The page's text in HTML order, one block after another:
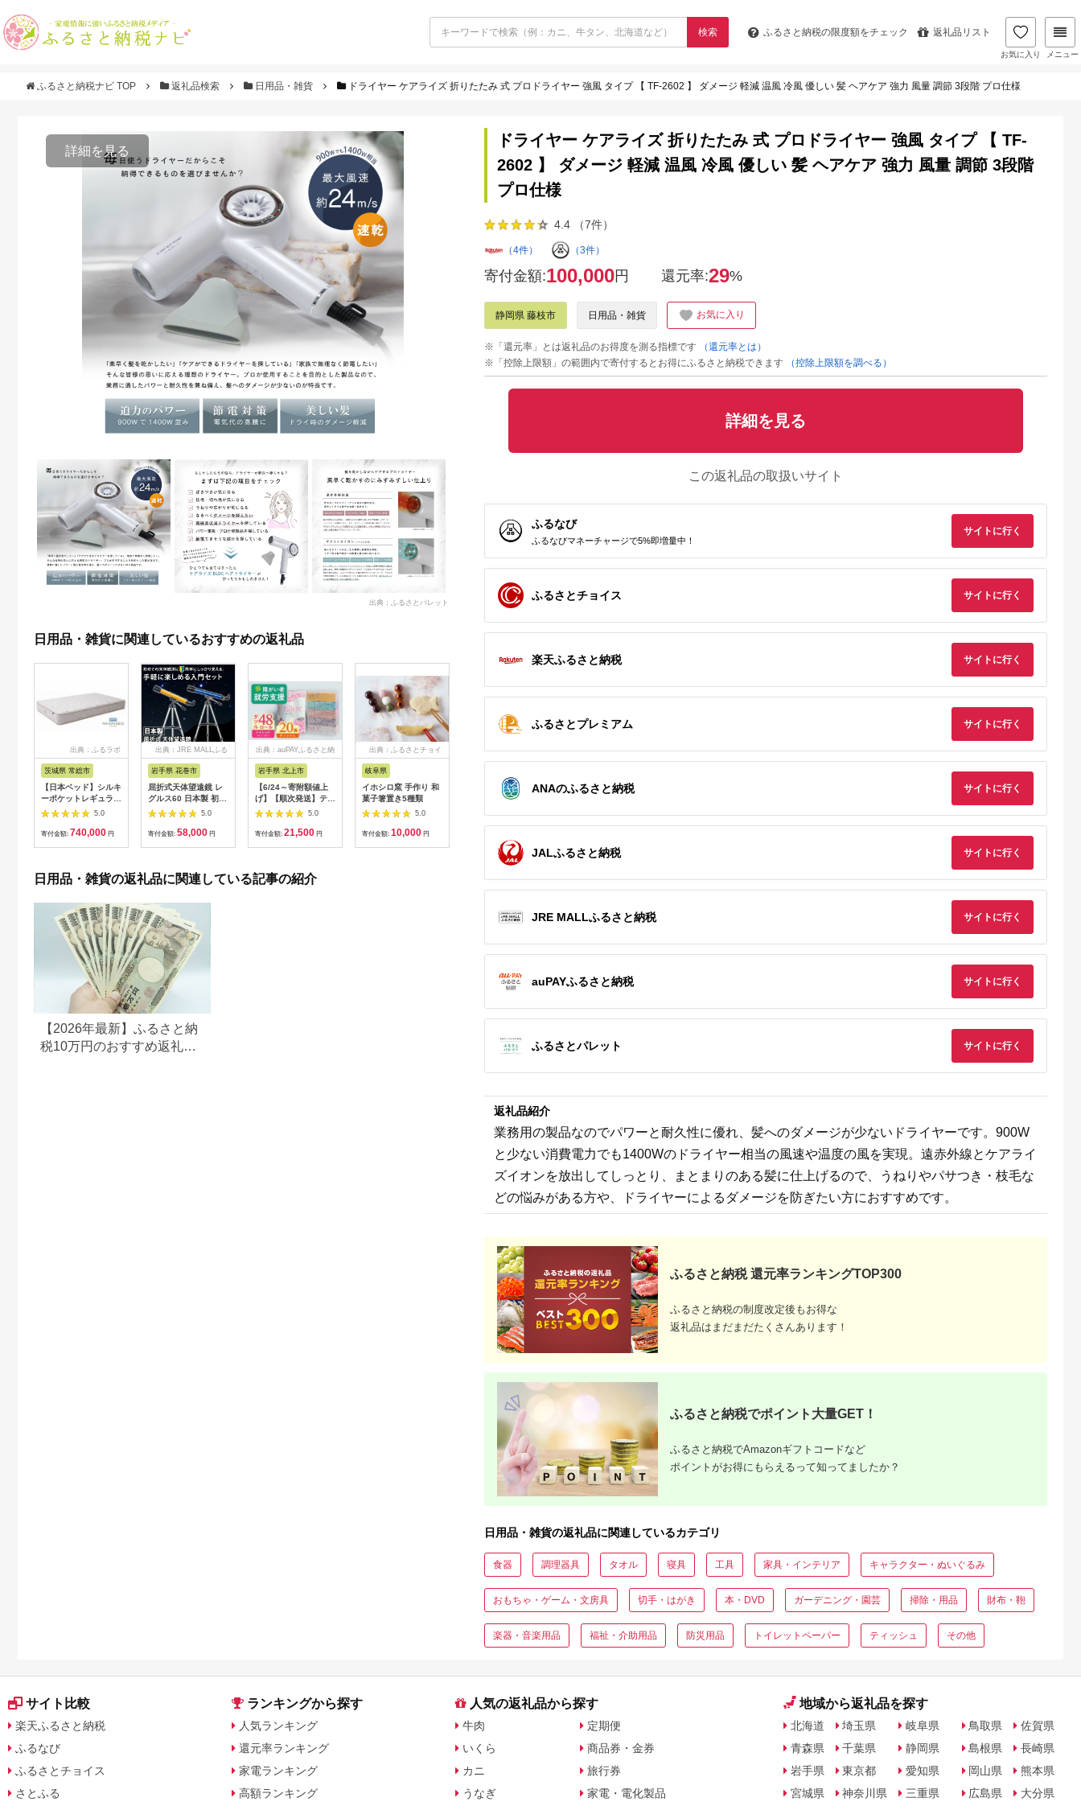
検索 ふるさと納税の限度額をチェック 返礼品リスト
お気に入り メニュー
ふるさと納税ナビ TOP 返礼品検索 日用品・雑貨 ドライヤー ケアライズ 折りたたみ 式 プロドライヤー 強風 タイプ 【 TF-2602 】 ダメージ 軽減 温風 冷風 優しい 髪 ヘアケア 強力 風量 調節 3段階 プロ仕様
詳細を見る
出典：ふるさとパレット
日用品・雑貨に関連しているおすすめの返礼品
出典：ふるラボ
茨城県 常総市
【日本ベッド】シルキ
ーポケットレギュラー
11334 シングル 日本
ベッド シルキーポケ
ットレギュラー シン
5.0
寄付金額: 740,000 円
出典：JRE MALLふる
岩手県 花巻市
屈折式天体望遠鏡 レ
グルス60 日本製 初心
者用 スマホ撮影 (カラ
ー：オレンジ）
【1835-2】
5.0
寄付金額: 58,000 円
出典：auPAYふるさと納
岩手県 北上市
【6/24～寄附額値上
げ】【順次発送】ティ
ッシュペーパー 20箱
＆ トイレットロール
(ダブル) 48個 福祉施
ィッシュ パルプ
100％ 無香料 1箱
5.0
寄付金額: 21,500 円
出典：ふるさとチョイ
岐阜県
イホシロ窯 手作り 和
菓子箸置き5種類
5.0
寄付金額: 10,000 円
出典：ふるラボ
丹後ちりめん はじめ
まして松尾です 巾着
5.0
出典：ふるさとチョイ
ス
日本製 横のび マルチ
5.0
出典：ふるさとチョイ
ス
5.0
出典：auPAYふるさと納
税
5.0
出典：ふるラボ
バブリーキッチンシャ
水生活製作所 MIZSEI
5.0
出典：ふるさとプレ
岐阜県 関市
H6-135 濃州正宗作
日用品・雑貨の返礼品に関連している記事の紹介
【2026年最新】ふるさと納
税10万円のおすすめ返礼品
ドライヤー ケアライズ 折りたたみ 式 プロドライヤー 強風 タイプ 【 TF-
2602 】 ダメージ 軽減 温風 冷風 優しい 髪 ヘアケア 強力 風量 調節 3段階
プロ仕様
4.4 （7件）
（4件） （3件）
寄付金額:100,000円 還元率:29%
静岡県 藤枝市 日用品・雑貨 お気に入り
※「還元率」とは返礼品のお得度を測る指標です
（還元率とは）
※「控除上限額」の範囲内で寄付するとお得にふるさと納税できます
（控除上限額を調べる）
詳細を見る
この返礼品の取扱いサイト
ふるなび
ふるなびマネーチャージで5%即増量中！
サイトに行く
ふるさとチョイス サイトに行く
楽天ふるさと納税 サイトに行く
ふるさとプレミアム サイトに行く
ANAのふるさと納税 サイトに行く
JALふるさと納税 サイトに行く
JRE MALLふるさと納税 サイトに行く
auPAYふるさと納税 サイトに行く
ふるさとパレット サイトに行く
返礼品紹介
業務用の製品なのでパワーと耐久性に優れ、髪へのダメージが少ないドライヤーです。900W
と少ない消費電力でも1400Wのドライヤー相当の風速や温度の風を実現。遠赤外線とケアライ
ズイオンを放出してしっとり、まとまりのある髪に仕上げるので、うねりやパサつき・枝毛な
どの悩みがある方や、ドライヤーによるダメージを防ぎたい方におすすめです。
ふるさと納税 還元率ランキングTOP300
ふるさと納税の制度改定後もお得な
返礼品はまだまだたくさんあります！
ふるさと納税でポイント大量GET！
ふるさと納税でAmazonギフトコードなど
ポイントがお得にもらえるって知ってましたか？
日用品・雑貨の返礼品に関連しているカテゴリ
食器 調理器具 タオル 寝具 工具 家具・インテリア キャラクター・ぬいぐるみ
おもちゃ・ゲーム・文房具 切手・はがき 本・DVD ガーデニング・園芸 掃除・用品 財布・鞄
楽器・音楽用品 福祉・介助用品 防災用品 トイレットペーパー ティッシュ その他
サイト比較
楽天ふるさと納税
ふるなび
ふるさとチョイス
さとふる
ランキングから探す
人気ランキング
還元率ランキング
家電ランキング
高額ランキング
人気の返礼品から探す
牛肉
いくら
カニ
うなぎ
定期便
商品券・金券
旅行券
家電・電化製品
地域から返礼品を探す
北海道
青森県
岩手県
宮城県
埼玉県
千葉県
東京都
神奈川県
岐阜県
静岡県
愛知県
三重県
鳥取県
島根県
岡山県
広島県
佐賀県
長崎県
熊本県
大分県